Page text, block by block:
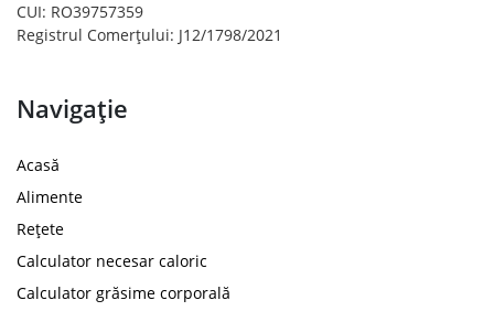
CUI: RO39757359
Registrul Comerțului: J12/1798/2021
Navigație
Acasă
Alimente
Rețete
Calculator necesar caloric
Calculator grăsime corporală